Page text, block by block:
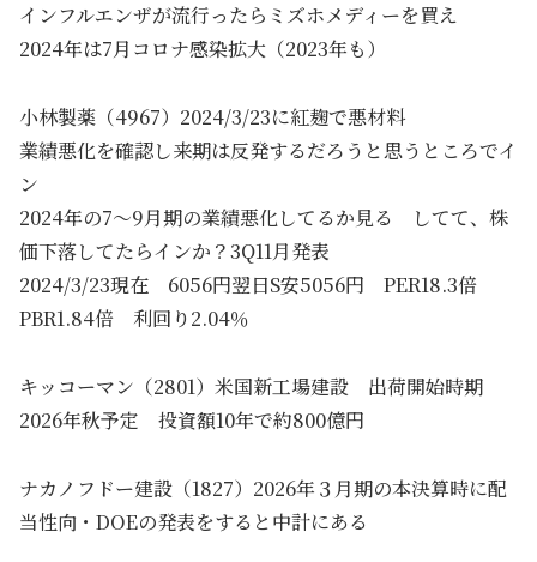
インフルエンザが流行ったらミズホメディーを買え
2024年は7月コロナ感染拡大（2023年も）
小林製薬（4967）2024/3/23に紅麹で悪材料
業績悪化を確認し来期は反発するだろうと思うところでイ
ン
2024年の7～9月期の業績悪化してるか見る してて、株
価下落してたらインか？3Q11月発表
2024/3/23現在 6056円翌日S安5056円 PER18.3倍
PBR1.84倍 利回り2.04％
キッコーマン（2801）米国新工場建設 出荷開始時期
2026年秋予定 投資額10年で約800億円
ナカノフドー建設（1827）2026年３月期の本決算時に配
当性向・DOEの発表をすると中計にある